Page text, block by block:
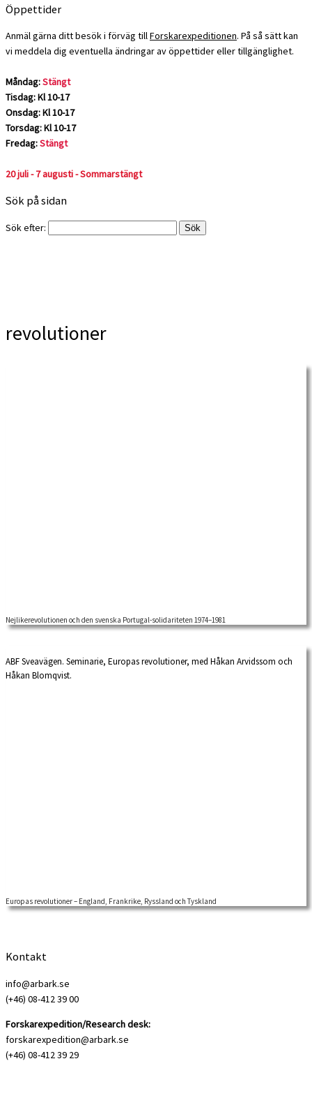
Öppettider
Anmäl gärna ditt besök i förväg tillForskarexpeditionen. På så sätt kan
vi meddela dig eventuella ändringar av öppettider eller tillgänglighet.
Måndag:Stängt
Tisdag: Kl 10-17
Onsdag: Kl 10-17
Torsdag: Kl 10-17
Fredag:Stängt
20 juli - 7 augusti - Sommarstängt
Sök på sidan
Sök efter:
revolutioner
Nejlikerevolutionen fick sitt namn av att folket firade friheten genom att sätta
Nejlikerevolutionen och den svenska Portugal-solidariteten 1974–1981
ABF Sveavägen. Seminarie, Europas revolutioner, med Håkan Arvidssom och
Håkan Blomqvist.
Europas revolutioner – England, Frankrike, Ryssland och Tyskland
Kontakt
info@arbark.se
(+46) 08-412 39 00
Forskarexpedition/Research desk:
forskarexpedition@arbark.se
(+46) 08-412 39 29